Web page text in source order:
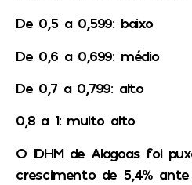
De 0,5 a 0,599: baixo
De 0,6 a 0,699: médio
De 0,7 a 0,799: alto
0,8 a 1: muito alto
O IDHM de Alagoas foi
crescimento de 5,4%